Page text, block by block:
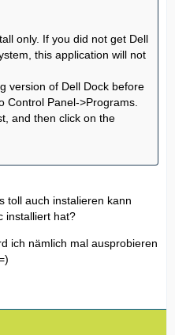
only. If you did not get Dell
this application will not
version of Dell Dock before
Control Panel->Programs.
and then click on the
toll auch instalieren kann
installiert hat?
ich nämlich mal ausprobieren